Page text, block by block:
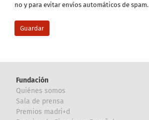
no y para evitar envíos automáticos de spam.
Fundación
Quiénes somos
Sala de prensa
Premios madri+d